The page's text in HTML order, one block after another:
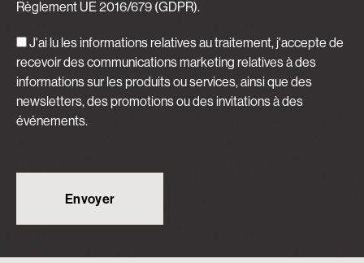
Règlement UE 2016/679 (GDPR).
J'ai lu les informations relatives au traitement, j'accepte de
recevoir des communications marketing relatives à des
informations sur les produits ou services, ainsi que des
newsletters, des promotions ou des invitations à des
événements.